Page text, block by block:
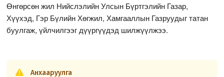
Өнгөрсөн жил Нийслэлийн Улсын Бүртгэлийн Газар,
Хүүхэд, Гэр Бүлийн Хөгжил, Хамгааллын Газруудыг татан
буулгаж, үйлчилгээг дүүргүүдэд шилжүүлжээ.
Анхааруулга